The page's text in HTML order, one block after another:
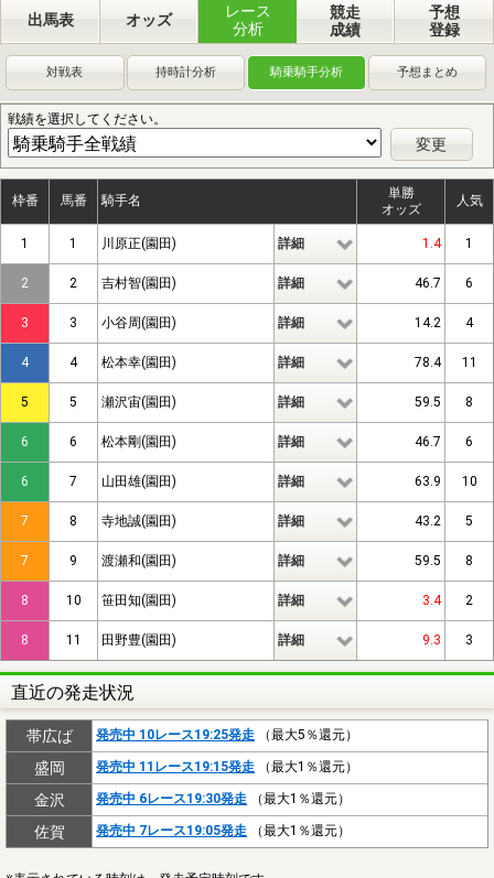
出馬表 オッズ
レース
分析
競走
成績
予想
登録
対戦表 持時計分析 騎乗騎手分析 予想まとめ
戦績を選択してください。
変更
枠番 馬番 騎手名
単勝
オッズ
人気
1 1 川原正(園田) 詳細 1.4 1
2 2 吉村智(園田) 詳細 46.7 6
3 3 小谷周(園田) 詳細 14.2 4
4 4 松本幸(園田) 詳細 78.4 11
5 5 瀬沢宙(園田) 詳細 59.5 8
6 6 松本剛(園田) 詳細 46.7 6
6 7 山田雄(園田) 詳細 63.9 10
7 8 寺地誠(園田) 詳細 43.2 5
7 9 渡瀬和(園田) 詳細 59.5 8
8 10 笹田知(園田) 詳細 3.4 2
8 11 田野豊(園田) 詳細 9.3 3
直近の発走状況
帯広ば 発売中 10レース19:25発走 （最大5％還元）
盛岡 発売中 11レース19:15発走 （最大1％還元）
金沢 発売中 6レース19:30発走 （最大1％還元）
佐賀 発売中 7レース19:05発走 （最大1％還元）